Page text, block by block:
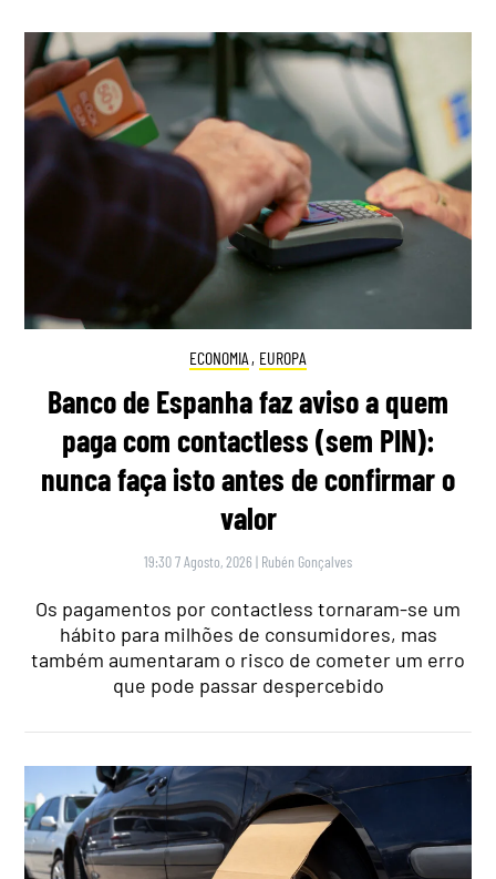
ECONOMIA , EUROPA
Banco de Espanha faz aviso a quem
paga com contactless (sem PIN):
nunca faça isto antes de confirmar o
valor
19:30 7 Agosto, 2026 | Rubén Gonçalves
Os pagamentos por contactless tornaram-se um
hábito para milhões de consumidores, mas
também aumentaram o risco de cometer um erro
que pode passar despercebido